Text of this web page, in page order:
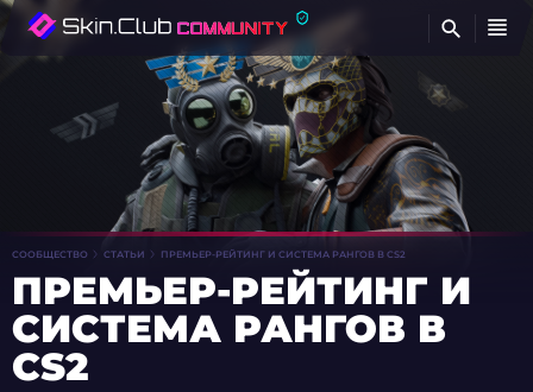
СООБЩЕСТВО СТАТЬИ ПРЕМЬЕР-РЕЙТИНГ И СИСТЕМА РАНГОВ В CS2
ПРЕМЬЕР-РЕЙТИНГ И
СИСТЕМА РАНГОВ В
CS2